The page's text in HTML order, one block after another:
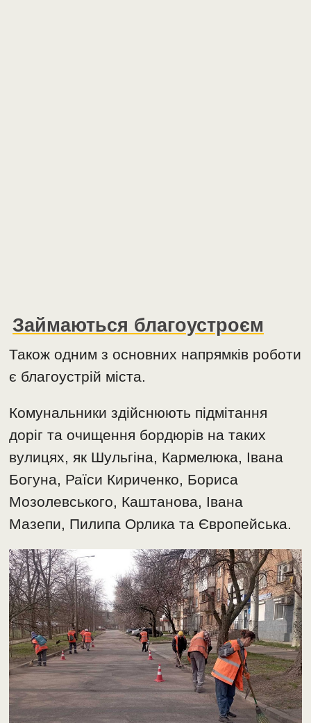
Займаються благоустроєм
Також одним з основних напрямків роботи
є благоустрій міста.
Комунальники здійснюють підмітання
доріг та очищення бордюрів на таких
вулицях, як Шульгіна, Кармелюка, Івана
Богуна, Раїси Кириченко, Бориса
Мозолевського, Каштанова, Івана
Мазепи, Пилипа Орлика та Європейська.